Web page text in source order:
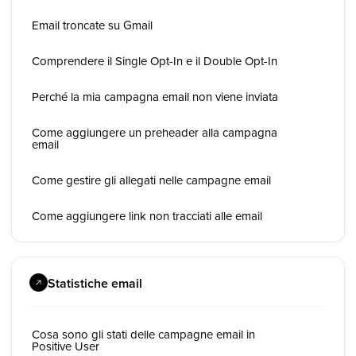
Email troncate su Gmail
Comprendere il Single Opt-In e il Double Opt-In
Perché la mia campagna email non viene inviata
Come aggiungere un preheader alla campagna
email
Come gestire gli allegati nelle campagne email
Come aggiungere link non tracciati alle email
Statistiche email
Cosa sono gli stati delle campagne email in
Positive User